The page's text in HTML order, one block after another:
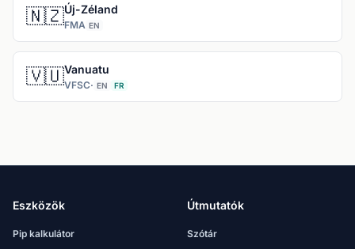
🇳🇿Új-Zéland
FMA EN
🇻🇺Vanuatu
VFSC· EN FR
Eszközök
Pip kalkulátor
Útmutatók
Szótár